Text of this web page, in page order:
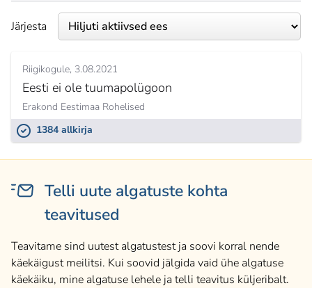
Järjesta
Riigikogule 3.08.2021
Eesti ei ole tuumapolügoon
Erakond Eestimaa Rohelised
1384 allkirja
Telli uute algatuste kohta
teavitused
Teavitame sind uutest algatustest ja soovi korral nende
käekäigust meilitsi. Kui soovid jälgida vaid ühe algatuse
käekäiku, mine algatuse lehele ja telli teavitus küljeribalt.